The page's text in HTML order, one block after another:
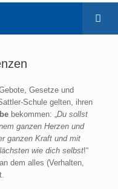
Gesetze und
Schule gelten, ihren
bekommen: „ Du sollst
ganzen Herzen und
ganzen Kraft und mit
wie dich selbst!“
dem alles (Verhalten,